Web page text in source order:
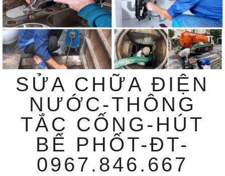
SỬA CHỮA ĐIỆN
NƯỚC-THÔNG
TẮC CỐNG-HÚT
BỂ PHỐT-ĐT-
0967.846.667